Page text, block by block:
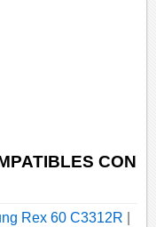
CON
Rex 60 C3312R